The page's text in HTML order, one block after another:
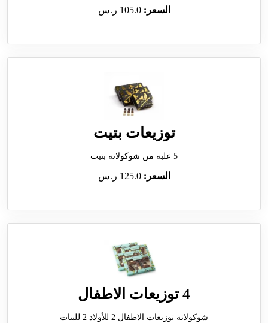
السعر:105.0 ر.س
توزيعات بتيت
5 علبه من شوكولاته بتيت
السعر:125.0 ر.س
4 توزيعات الاطفال
شوكولاتة توزيعات الاطفال 2 للأولاد 2 للبنات